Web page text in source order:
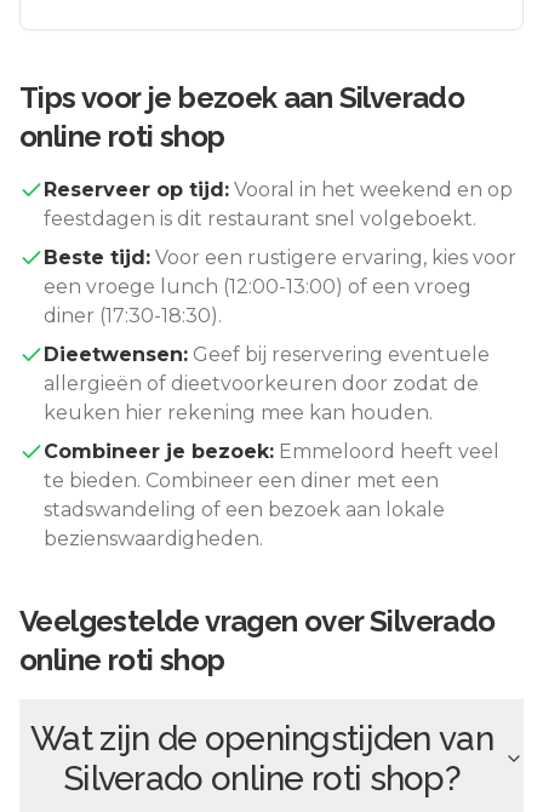
Tips voor je bezoek aan Silverado
online roti shop
Reserveer op tijd: Vooral in het weekend en op
feestdagen is dit restaurant snel volgeboekt.
Beste tijd: Voor een rustigere ervaring, kies voor
een vroege lunch (12:00-13:00) of een vroeg
diner (17:30-18:30).
Dieetwensen: Geef bij reservering eventuele
allergieën of dieetvoorkeuren door zodat de
keuken hier rekening mee kan houden.
Combineer je bezoek: Emmeloord heeft veel
te bieden. Combineer een diner met een
stadswandeling of een bezoek aan lokale
bezienswaardigheden.
Veelgestelde vragen overSilverado
online roti shop
Wat zijn de openingstijden van
Silverado online roti shop?